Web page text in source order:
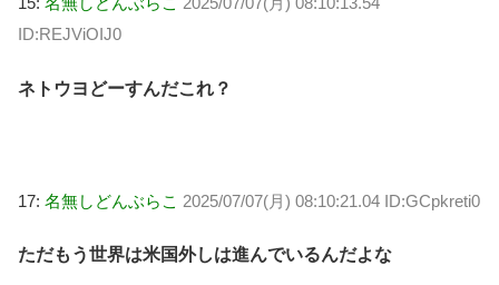
ID:REJViOIJ0
ネトウヨどーすんだこれ？
17: 名無しどんぶらこ 2025/07/07(月) 08:10:21.04 ID:GCpkreti0
ただもう世界は米国外しは進んでいるんだよな